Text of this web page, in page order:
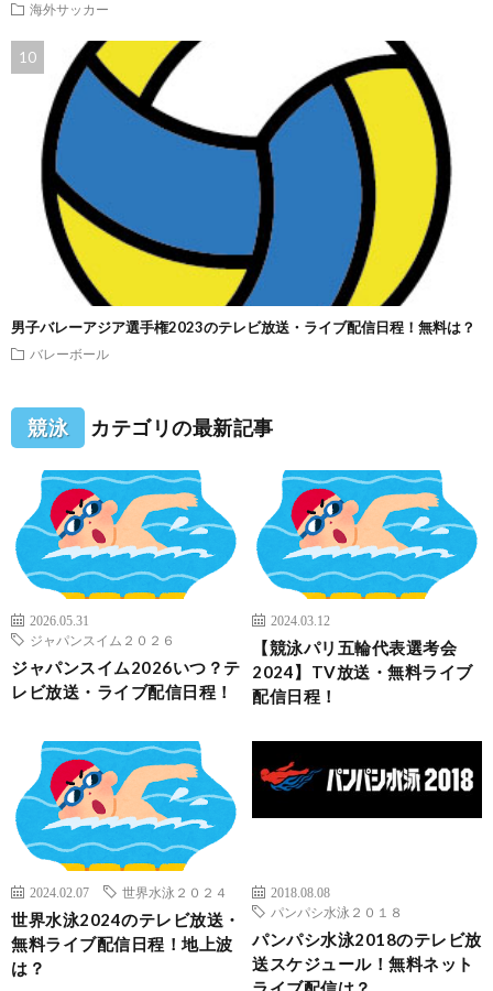
海外サッカー
男子バレーアジア選手権2023のテレビ放送・ライブ配信日程！無料は？
バレーボール
競泳 カテゴリの最新記事
2026.05.31
ジャパンスイム２０２６
ジャパンスイム2026いつ？テ
レビ放送・ライブ配信日程！
2024.03.12
【競泳パリ五輪代表選考会
2024】TV放送・無料ライブ
配信日程！
2024.02.07 世界水泳２０２４
世界水泳2024のテレビ放送・
無料ライブ配信日程！地上波
は？
2018.08.08
パンパシ水泳２０１８
パンパシ水泳2018のテレビ放
送スケジュール！無料ネット